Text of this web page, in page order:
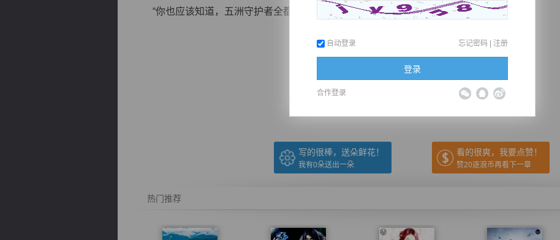
“你也应该知道，五洲守护者全都算上，我最不愿与你为敌...
推荐在手机上阅读本书
（← 快捷键 下一章 快捷键→）
写的很棒，送朵鲜花！
我有0朵送出一朵
看的很爽，我要点赞！
赞20逐浪币再看下一章
热门推荐
自动登录 忘记密码 | 注册
登录
合作登录